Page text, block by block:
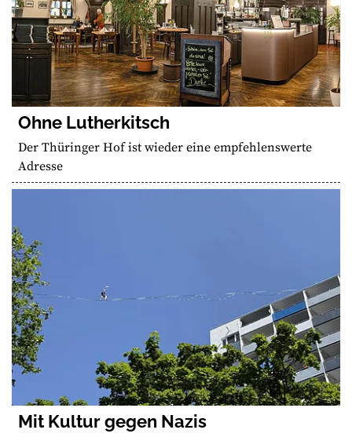
Ohne Lutherkitsch
Der Thüringer Hof ist wieder eine empfehlenswerte
Adresse
Mit Kultur gegen Nazis